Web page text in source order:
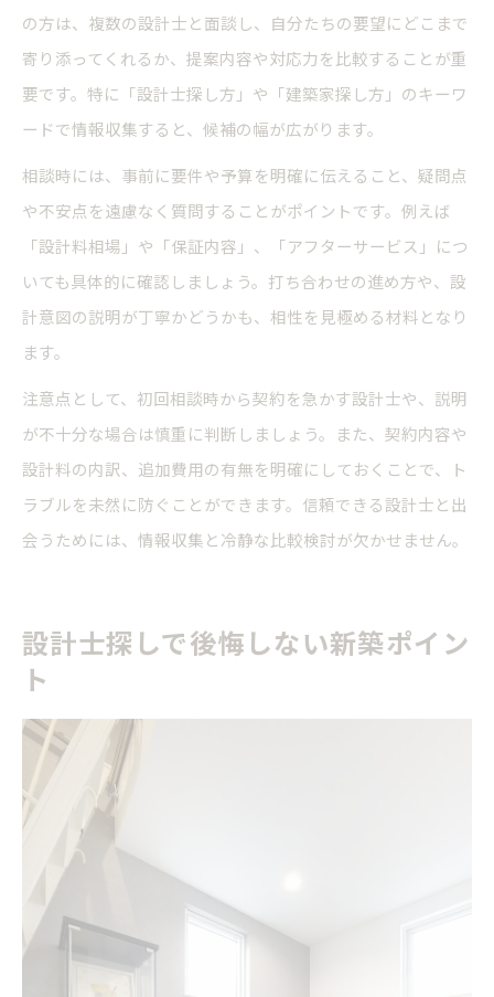
の方は、複数の設計士と面談し、自分たちの要望にどこまで
寄り添ってくれるか、提案内容や対応力を比較することが重
要です。特に「設計士探し方」や「建築家探し方」のキーワ
ードで情報収集すると、候補の幅が広がります。
相談時には、事前に要件や予算を明確に伝えること、疑問点
や不安点を遠慮なく質問することがポイントです。例えば
「設計料相場」や「保証内容」、「アフターサービス」につ
いても具体的に確認しましょう。打ち合わせの進め方や、設
計意図の説明が丁寧かどうかも、相性を見極める材料となり
ます。
注意点として、初回相談時から契約を急かす設計士や、説明
が不十分な場合は慎重に判断しましょう。また、契約内容や
設計料の内訳、追加費用の有無を明確にしておくことで、ト
ラブルを未然に防ぐことができます。信頼できる設計士と出
会うためには、情報収集と冷静な比較検討が欠かせません。
設計士探しで後悔しない新築ポイン
ト